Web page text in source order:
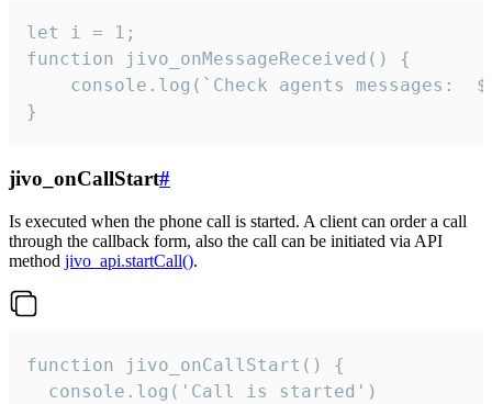
let i = 1;
function jivo_onMessageReceived() {
}
jivo_onCallStart#
Is executed when the phone call is started. A client can order a call
through the callback form, also the call can be initiated via API
method jivo_api.startCall().
function jivo_onCallStart() {
  console.log('Call is started')